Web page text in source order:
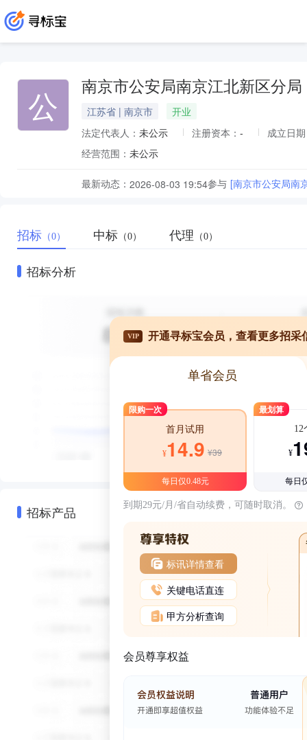
公 南京市公安局南京江北新区分局
江苏省 | 南京市
开业
法定代表人： 未公示 注册资本： -
成立日
经营范围： 未公示
最新动态： 2026-08-03 19:54参与 [南京市公安局南
招标 （0） 中标 （0） 代理 （0）
招标分析
招标产品
VIP 开通寻标宝会员，查看更多招采
单省会员
限购一次
首月试用
¥14.9 ¥39
每日仅0.48元
最划算
12
¥
每日
到期29元/月/省自动续费，可随时取消。
标讯详情查看
关键电话直连
甲方分析查询
会员尊享权益